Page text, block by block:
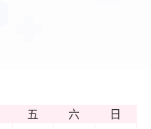
五 六 日